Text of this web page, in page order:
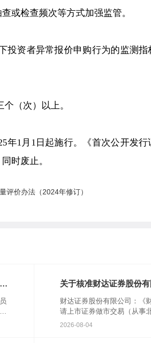
或检查频次等方式加强监管。
投资者异常报价申购行为的监测
（次）以上。
年1月1日起施行。《首次公开发
时废止。
评价办法（2024年修订）
关于核准财达证券股份
财达证券股份有限公司：《
请上市证券做市交易（从事
易）业务资格的请示》(财达
2026-08-04